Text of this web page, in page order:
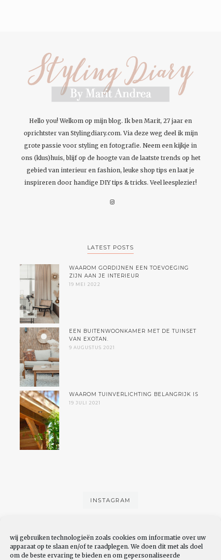
wij gebruiken technologieën zoals cookies om informatie over uw
apparaat op te slaan en/of te raadplegen. We doen dit met als doel
om de beste ervaring te bieden en om gepersonaliseerde
Hello you! Welkom op mijn blog. Ik ben Marit, 27 jaar en
oprichtster van Stylingdiary.com. Via deze weg deel ik mijn
grote passie voor styling en fotografie. Neem een kijkje in
ons (klus)huis, blijf op de hoogte van de laatste trends op het
gebied van interieur en fashion, leuke shop tips en laat je
inspireren door handige DIY tips & tricks. Veel leesplezier!
LATEST POSTS
WAAROM GORDIJNEN EEN TOEVOEGING
ZIJN AAN JE INTERIEUR
19 MEI 2022
EEN BUITENWOONKAMER MET DE TUINSET
VAN EXOTAN.
9 AUGUSTUS 2021
WAAROM TUINVERLICHTING BELANGRIJK IS
19 JULI 2021
INSTAGRAM